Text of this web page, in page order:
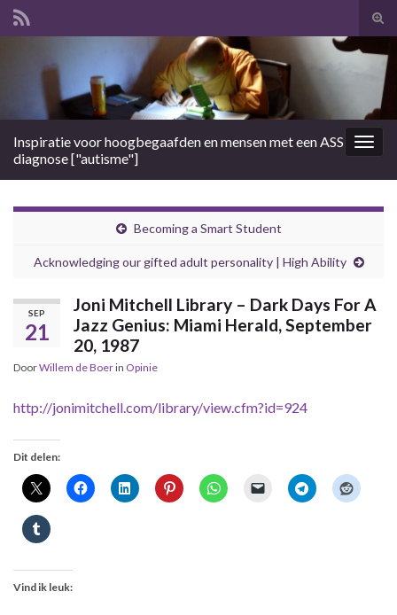
Search for:
Inspiratie voor hoogbegaafden en mensen met een ASS
diagnose ["autisme"]
Becoming a Smart Student
Acknowledging our gifted adult personality | High Ability
SEP
21
Joni Mitchell Library – Dark Days For A
Jazz Genius: Miami Herald, September
20, 1987
DoorWillem de Boerin Opinie
http://jonimitchell.com/library/view.cfm?id=924
Dit delen:
Vind ik leuk: